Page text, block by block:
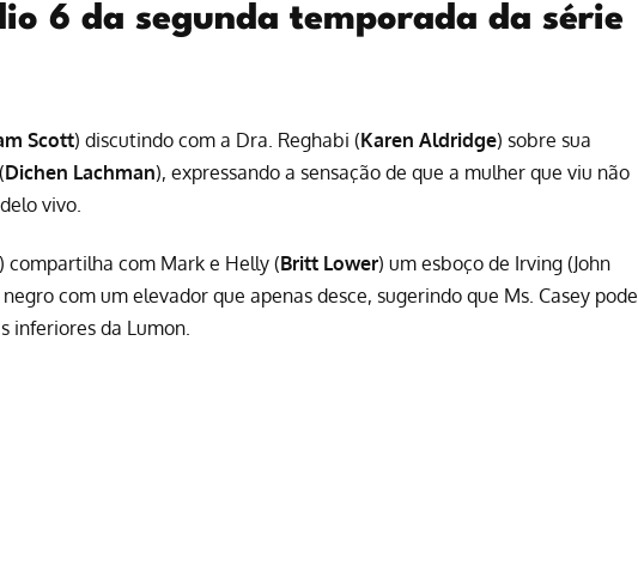
6 da segunda temporada da série
Scott) discutindo com a Dra. Reghabi (Karen Aldridge) sobre sua
Dichen Lachman), expressando a sensação de que a mulher que viu não
vivo.
) compartilha com Mark e Helly (Britt Lower) um esboço de Irving (John
com um elevador que apenas desce, sugerindo que Ms. Casey pode
inferiores da Lumon.